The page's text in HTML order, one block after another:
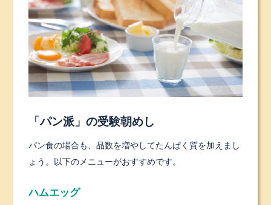
「パン派」の受験朝めし
パン食の場合も、品数を増やしてたんぱく質を加えまし
ょう。以下のメニューがおすすめです。
ハムエッグ